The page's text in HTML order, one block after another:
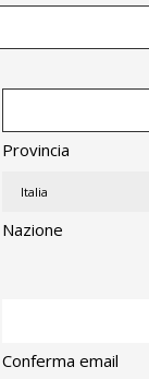
Provincia
Nazione
Conferma email